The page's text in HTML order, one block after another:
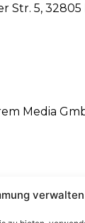
verwalten
Str. 5, 32805
Media